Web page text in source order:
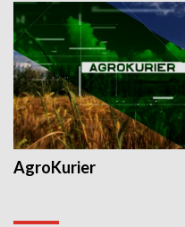
AgroKurier